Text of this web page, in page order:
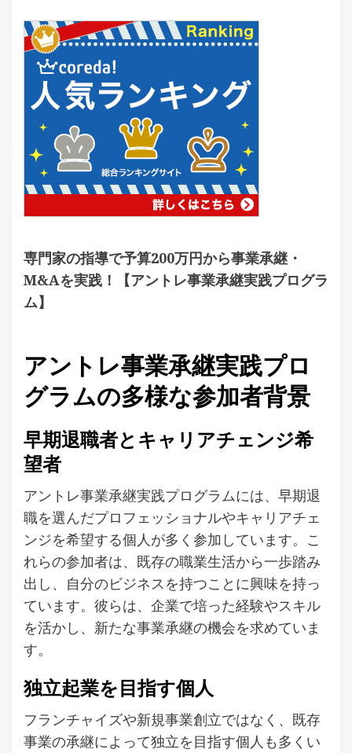
専門家の指導で予算200万円から事業承継・
M&Aを実践！【アントレ事業承継実践プログラ
ム】
アントレ事業承継実践プロ
グラムの多様な参加者背景
早期退職者とキャリアチェンジ希
望者
アントレ事業承継実践プログラムには、早期退
職を選んだプロフェッショナルやキャリアチェ
ンジを希望する個人が多く参加しています。こ
れらの参加者は、既存の職業生活から一歩踏み
出し、自分のビジネスを持つことに興味を持っ
ています。彼らは、企業で培った経験やスキル
を活かし、新たな事業承継の機会を求めていま
す。
独立起業を目指す個人
フランチャイズや新規事業創立ではなく、既存
事業の承継によって独立を目指す個人も多くい